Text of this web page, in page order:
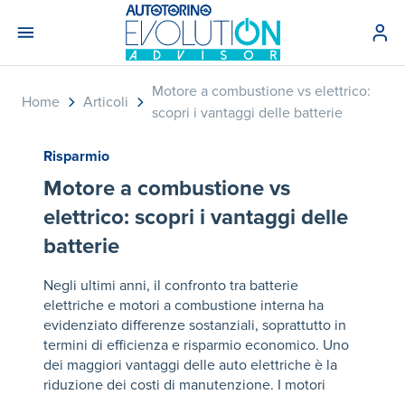
Home Articoli
Motore a combustione vs elettrico:
scopri i vantaggi delle batterie​
Risparmio
Motore a combustione vs
elettrico: scopri i vantaggi delle
batterie​
Negli ultimi anni, il confronto tra batterie
elettriche e motori a combustione interna ha
evidenziato differenze sostanziali, soprattutto in
termini di efficienza e risparmio economico. Uno
dei maggiori vantaggi delle auto elettriche è la
riduzione dei costi di manutenzione. I motori